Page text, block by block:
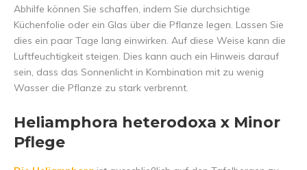
Abhilfe können Sie schaffen, indem Sie durchsichtige
Küchenfolie oder ein Glas über die Pflanze legen. Lassen Sie
dies ein paar Tage lang einwirken. Auf diese Weise kann die
Luftfeuchtigkeit steigen. Dies kann auch ein Hinweis darauf
sein, dass das Sonnenlicht in Kombination mit zu wenig
Wasser die Pflanze zu stark verbrennt.
Heliamphora heterodoxa x Minor
Pflege